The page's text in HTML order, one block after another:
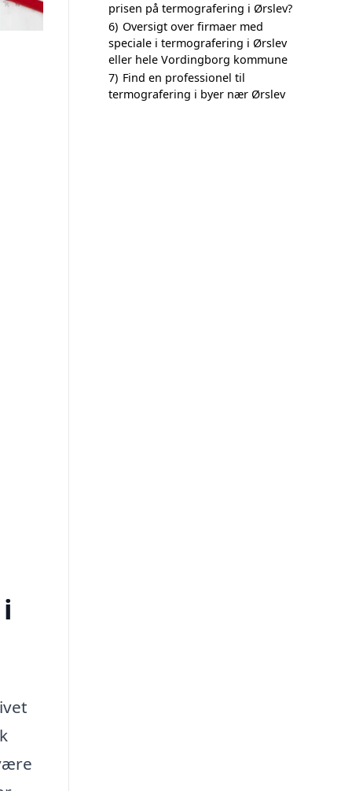
prisen på termografering i Ørslev?
6) Oversigt over firmaer med
speciale i termografering i Ørslev
eller hele Vordingborg kommune
7) Find en professionel til
termografering i byer nær Ørslev